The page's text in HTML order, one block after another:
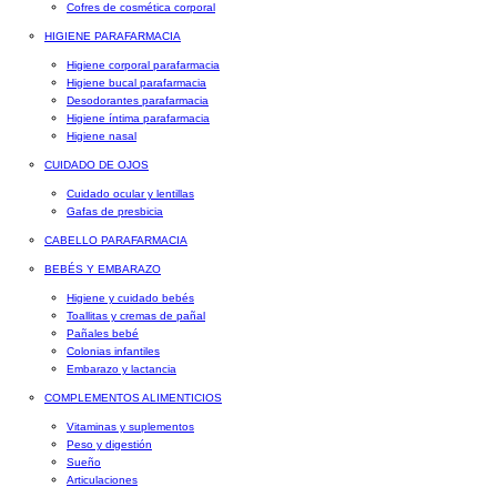
Cofres de cosmética corporal
HIGIENE PARAFARMACIA
Higiene corporal parafarmacia
Higiene bucal parafarmacia
Desodorantes parafarmacia
Higiene íntima parafarmacia
Higiene nasal
CUIDADO DE OJOS
Cuidado ocular y lentillas
Gafas de presbicia
CABELLO PARAFARMACIA
BEBÉS Y EMBARAZO
Higiene y cuidado bebés
Toallitas y cremas de pañal
Pañales bebé
Colonias infantiles
Embarazo y lactancia
COMPLEMENTOS ALIMENTICIOS
Vitaminas y suplementos
Peso y digestión
Sueño
Articulaciones